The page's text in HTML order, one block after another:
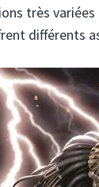
très
différents